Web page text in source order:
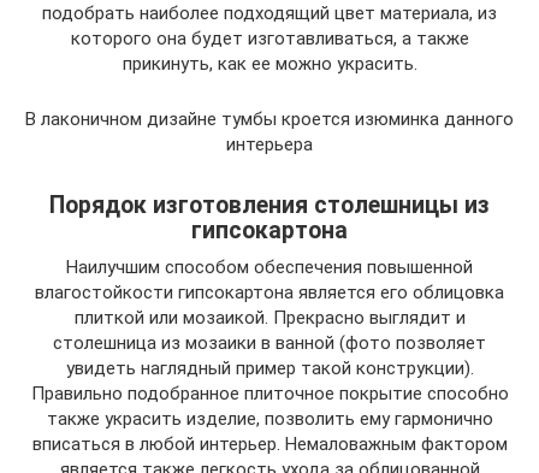
подобрать наиболее подходящий цвет материала, из
которого она будет изготавливаться, а также
прикинуть, как ее можно украсить.
В лаконичном дизайне тумбы кроется изюминка данного
интерьера
Порядок изготовления столешницы из
гипсокартона
Наилучшим способом обеспечения повышенной
влагостойкости гипсокартона является его облицовка
плиткой или мозаикой. Прекрасно выглядит и
столешница из мозаики в ванной (фото позволяет
увидеть наглядный пример такой конструкции).
Правильно подобранное плиточное покрытие способно
также украсить изделие, позволить ему гармонично
вписаться в любой интерьер. Немаловажным фактором